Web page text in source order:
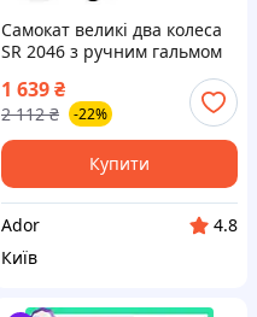
Самокат великі два колеса
SR 2046 з ручним гальмом
1 639₴
2 112 ₴ -22%
Купити
Ador
4.8
Київ